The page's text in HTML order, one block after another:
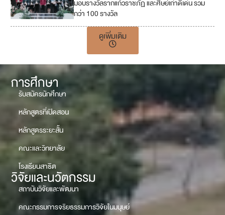
มอบรางวัลรากแก้วราชภัฏ และศิษย์เก่าดีเด่น รวม
กว่า 100 รางวัล
ดูเพิ่มเติม
การศึกษา
รับสมัครนักศึกษา
หลักสูตรที่เปิดสอน
หลักสูตรระยะสั้น
คณะและวิทยาลัย
โรงเรียนสาธิต
วิจัยและนวัตกรรม
สถาบันวิจัยและพัฒนา
คณะกรรมการจริยธรรมการวิจัยในมนุษย์